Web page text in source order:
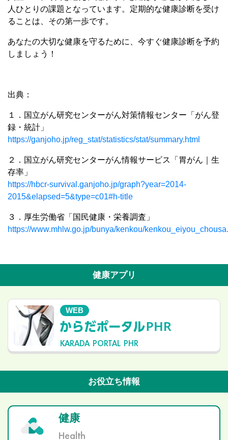
人ひとりの課題となっています。定期的な健康診断を受け
ることは、その第一歩です。
あなたの大切な健康を守るために、今すぐ健康診断を予約
しましょう！
出典：
１．国立がん研究センターがん対策情報センター「がん登
録・統計」
https://ganjoho.jp/reg_stat/statistics/stat/summary.html
２．国立がん研究センターがん情報サービス「胃がん｜生
存率」
https://hbcr-survival.ganjoho.jp/graph?year=2014-
2015&elapsed=5&type=c01#h-title
３．厚生労働省「国民健康・栄養調査」
https://www.mhlw.go.jp/bunya/kenkou/
健康アプリ
WEB
KARADA PORTAL PHR
お役立ち情報
健康
Health